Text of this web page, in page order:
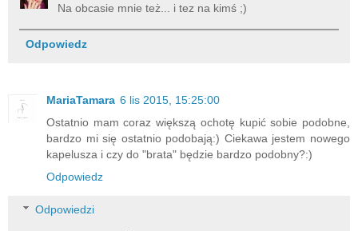
Na obcasie mnie też... i tez na kimś ;)
Odpowiedz
MariaTamara 6 lis 2015, 15:25:00
Ostatnio mam coraz większą ochotę kupić sobie podobne,
bardzo mi się ostatnio podobają:) Ciekawa jestem nowego
kapelusza i czy do "brata" będzie bardzo podobny?:)
Odpowiedz
Odpowiedzi